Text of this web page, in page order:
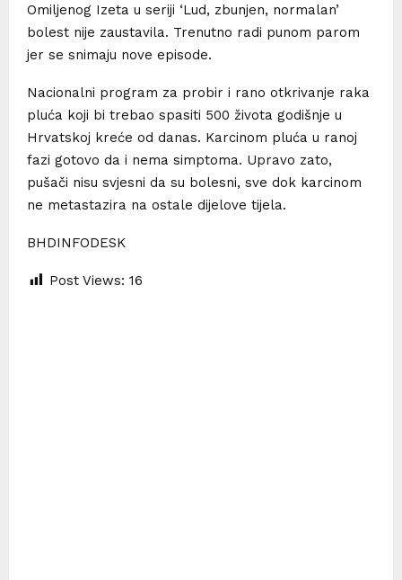
Omiljenog Izeta u seriji ‘Lud, zbunjen, normalan’
bolest nije zaustavila. Trenutno radi punom parom
jer se snimaju nove episode.
Nacionalni program za probir i rano otkrivanje raka
pluća koji bi trebao spasiti 500 života godišnje u
Hrvatskoj kreće od danas. Karcinom pluća u ranoj
fazi gotovo da i nema simptoma. Upravo zato,
pušači nisu svjesni da su bolesni, sve dok karcinom
ne metastazira na ostale dijelove tijela.
BHDINFODESK
Post Views: 16